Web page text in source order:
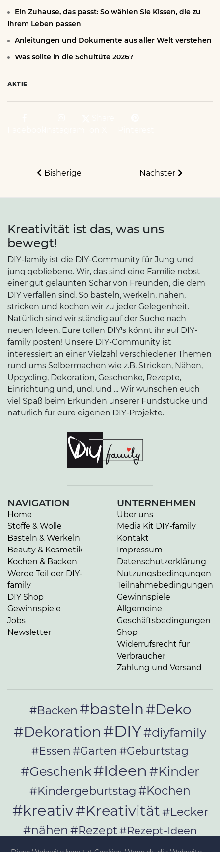
Ein Zuhause, das passt: So wählen Sie Kissen, die zu
Ihrem Leben passen
Anleitungen und Dokumente aus aller Welt verstehen
Was sollte in die Schultüte 2026?
AKTIE
Bisherige Nächster
Kreativität ist das, was uns
bewegt!
DIY-family ist die DIY-Community für Jung und
jung gebliebene. Wir, das sind eine Familie nebst
einer gut gelaunten Schar von Freunden, die dem
DIY verfallen sind. So basteln, werkeln, nähen,
stricken und kochen wir zu jeder Gelegenheit.
Natürlich sind wir ständig auf der Suche nach
neuen Ideen. Eure tollen DIY's könnt ihr auf DIY-
family posten! Unsere DIY-Community ist
interessiert an einer Vielzahl verschiedener Themen
rund ums Selbermachen wie z.B. Stricken, Nähen,
Upcycling, Dekoration, Geschenke, Rezepte,
Einrichtung und, und, und ... Wir wünschen euch
viel Spaß beim Erkunden unserer Fundstücke und
natürlich für eure eigenen DIY-Projekte.
NAVIGATION
Home
Stoffe & Wolle
Basteln & Werkeln
Beauty & Kosmetik
Kochen & Backen
Werde Teil der DIY-
family
DIY Shop
Gewinnspiele
Jobs
Newsletter
UNTERNEHMEN
Über uns
Media Kit DIY-family
Kontakt
Impressum
Datenschutzerklärung
Nutzungsbedingungen
Teilnahmebedingungen
Gewinnspiele
Allgemeine
Geschäftsbedingungen
Shop
Widerrufsrecht für
Verbraucher
Zahlung und Versand
#Backen #basteln#Deko
#Dekoration #DIY#diyfamily
#Essen #Garten #Geburtstag
#Geschenk#Ideen #Kinder
#Kindergeburtstag #Kochen
#kreativ#Kreativität#Lecker
#nähen #Rezept#Rezept-Ideen
#Rezepte#selber_bauen